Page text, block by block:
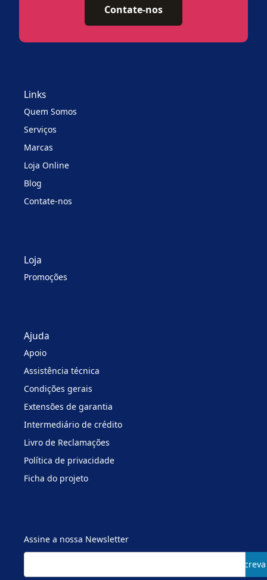
Contate-nos
Links
Quem Somos
Serviços
Marcas
Loja Online
Blog
Contate-nos
Loja
Promoções
Ajuda
Apoio
Assistência técnica
Condições gerais
Extensões de garantia
Intermediário de crédito
Livro de Reclamações
Política de privacidade
Ficha do projeto
Assine a nossa Newsletter
Subscreva